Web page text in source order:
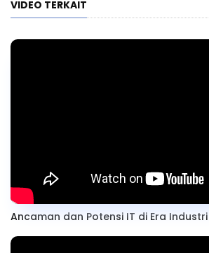
VIDEO TERKAIT
Ancaman dan Potensi IT di Era Industri